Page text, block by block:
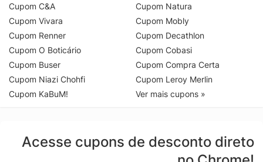
Cupom C&A
Cupom Vivara
Cupom Renner
Cupom O Boticário
Cupom Buser
Cupom Niazi Chohfi
Cupom KaBuM!
Cupom Natura
Cupom Mobly
Cupom Decathlon
Cupom Cobasi
Cupom Compra Certa
Cupom Leroy Merlin
Ver mais cupons »
Acesse cupons de desconto direto